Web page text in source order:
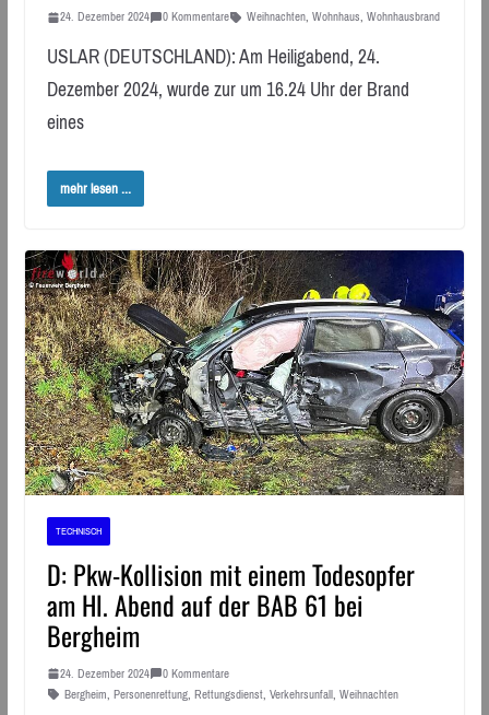
24. Dezember 2024 0 Kommentare Weihnachten, Wohnhaus, Wohnhausbrand
USLAR (DEUTSCHLAND): Am Heiligabend, 24.
Dezember 2024, wurde zur um 16.24 Uhr der Brand
eines
mehr lesen ...
TECHNISCH
D: Pkw-Kollision mit einem Todesopfer
am Hl. Abend auf der BAB 61 bei
Bergheim
24. Dezember 2024
0 Kommentare
Bergheim, Personenrettung, Rettungsdienst, Verkehrsunfall, Weihnachten